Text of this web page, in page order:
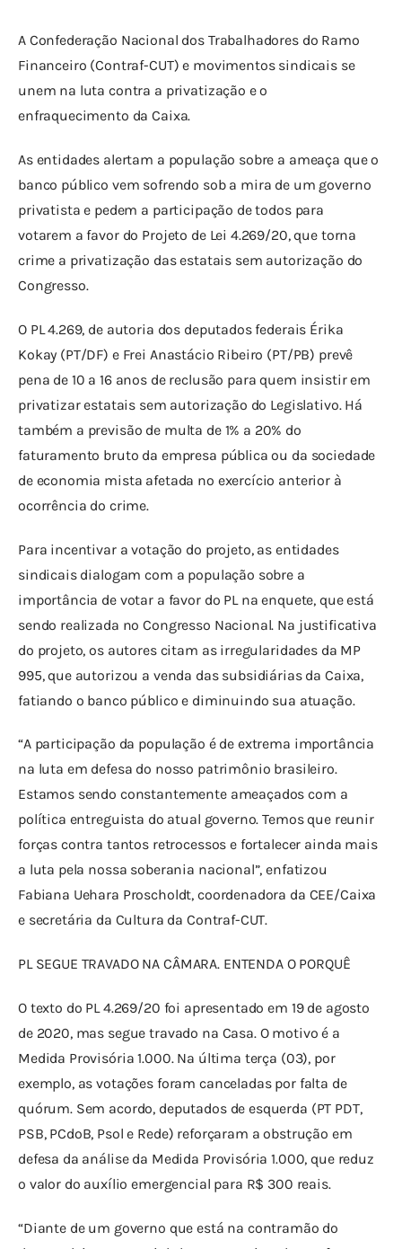
A Confederação Nacional dos Trabalhadores do Ramo
Financeiro (Contraf-CUT) e movimentos sindicais se
unem na luta contra a privatização e o
enfraquecimento da Caixa.
As entidades alertam a população sobre a ameaça que o
banco público vem sofrendo sob a mira de um governo
privatista e pedem a participação de todos para
votarem a favor do Projeto de Lei 4.269/20, que torna
crime a privatização das estatais sem autorização do
Congresso.
O PL 4.269, de autoria dos deputados federais Érika
Kokay (PT/DF) e Frei Anastácio Ribeiro (PT/PB) prevê
pena de 10 a 16 anos de reclusão para quem insistir em
privatizar estatais sem autorização do Legislativo. Há
também a previsão de multa de 1% a 20% do
faturamento bruto da empresa pública ou da sociedade
de economia mista afetada no exercício anterior à
ocorrência do crime.
Para incentivar a votação do projeto, as entidades
sindicais dialogam com a população sobre a
importância de votar a favor do PL na enquete, que está
sendo realizada no Congresso Nacional. Na justificativa
do projeto, os autores citam as irregularidades da MP
995, que autorizou a venda das subsidiárias da Caixa,
fatiando o banco público e diminuindo sua atuação.
“A participação da população é de extrema importância
na luta em defesa do nosso patrimônio brasileiro.
Estamos sendo constantemente ameaçados com a
política entreguista do atual governo. Temos que reunir
forças contra tantos retrocessos e fortalecer ainda mais
a luta pela nossa soberania nacional”, enfatizou
Fabiana Uehara Proscholdt, coordenadora da CEE/Caixa
e secretária da Cultura da Contraf-CUT.
PL SEGUE TRAVADO NA CÂMARA. ENTENDA O PORQUÊ
O texto do PL 4.269/20 foi apresentado em 19 de agosto
de 2020, mas segue travado na Casa. O motivo é a
Medida Provisória 1.000. Na última terça (03), por
exemplo, as votações foram canceladas por falta de
quórum. Sem acordo, deputados de esquerda (PT PDT,
PSB, PCdoB, Psol e Rede) reforçaram a obstrução em
defesa da análise da Medida Provisória 1.000, que reduz
o valor do auxílio emergencial para R$ 300 reais.
“Diante de um governo que está na contramão do